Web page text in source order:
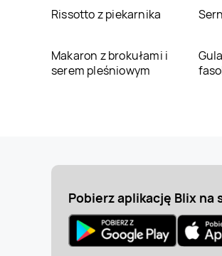
Rissotto z piekarnika
Makaron z brokułami i
serem pleśniowym
Pobierz aplikację Blix